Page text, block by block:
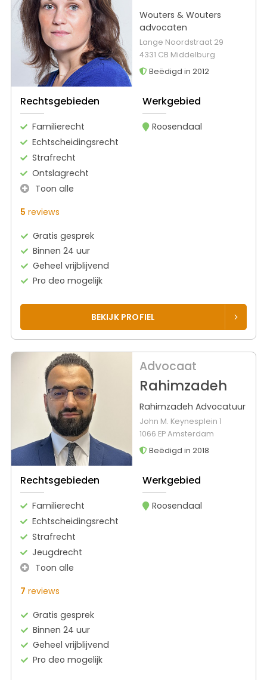
Wouters & Wouters
advocaten
Lange Noordstraat 29
4331 CB Middelburg
Beëdigd in 2012
Rechtsgebieden
Familierecht
Echtscheidingsrecht
Strafrecht
Ontslagrecht
Toon alle
Werkgebied
Roosendaal
5 reviews
Gratis gesprek
Binnen 24 uur
Geheel vrijblijvend
Pro deo mogelijk
BEKIJK PROFIEL
Advocaat
Rahimzadeh
Rahimzadeh Advocatuur
John M. Keynesplein 1
1066 EP Amsterdam
Beëdigd in 2018
Rechtsgebieden
Familierecht
Echtscheidingsrecht
Strafrecht
Jeugdrecht
Toon alle
Werkgebied
Roosendaal
7 reviews
Gratis gesprek
Binnen 24 uur
Geheel vrijblijvend
Pro deo mogelijk